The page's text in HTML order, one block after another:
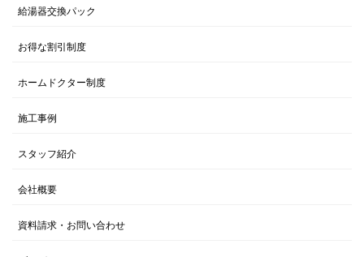
給湯器交換パック
お得な割引制度
ホームドクター制度
施工事例
スタッフ紹介
会社概要
資料請求・お問い合わせ